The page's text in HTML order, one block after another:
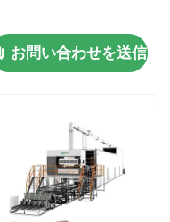
お問い合わせを送信